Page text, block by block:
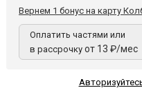
Вернем 1 бонус на карту
Оплатить частями или
в рассрочку от 13 ₽/мес